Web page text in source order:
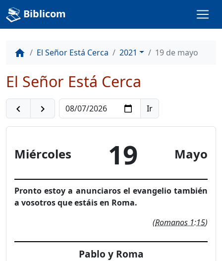
Biblicom
home El Señor Está Cerca 2021 19 de mayo
El Señor Está Cerca
navigate_before navigate_next
Miércoles 19 Mayo
Pronto estoy a anunciaros el evangelio también
a vosotros que estáis en Roma.
(Romanos 1:15)
Pablo y Roma